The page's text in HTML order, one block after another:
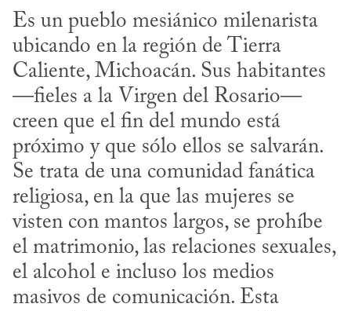
Es un pueblo mesiánico milenarista
ubicando en la región de Tierra
Caliente, Michoacán. Sus habitantes
—fieles a la Virgen del Rosario—
creen que el fin del mundo está
próximo y que sólo ellos se salvarán.
Se trata de una comunidad fanática
religiosa, en la que las mujeres se
visten con mantos largos, se prohíbe
el matrimonio, las relaciones sexuales,
el alcohol e incluso los medios
masivos de comunicación. Esta